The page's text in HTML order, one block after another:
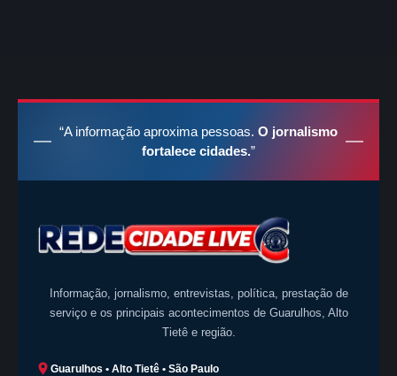
“A informação aproxima pessoas. O jornalismo
fortalece cidades.”
Informação, jornalismo, entrevistas, política, prestação de
serviço e os principais acontecimentos de Guarulhos, Alto
Tietê e região.
Guarulhos • Alto Tietê • São Paulo